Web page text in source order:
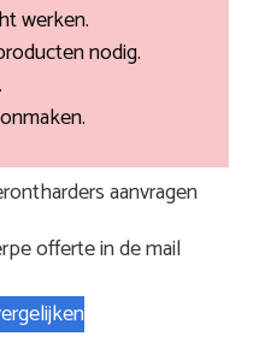
werken.
nodig.
aanvragen
offerte in de mail